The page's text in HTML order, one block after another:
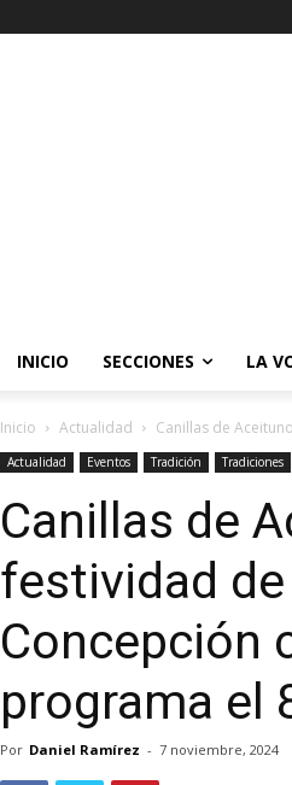
INICIO SECCIONES LA
Inicio Actualidad Canillas de
Actualidad Eventos Tradición Tradiciones
Canillas de
festividad
Concepción
programa el
Por Daniel Ramírez - 7 noviembre, 2024